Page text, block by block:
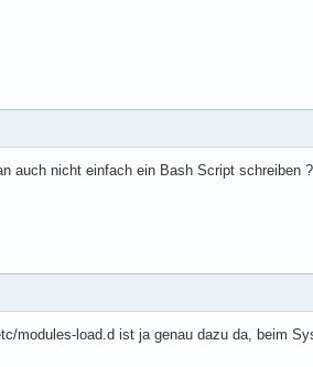
auch nicht einfach ein Bash Script schreiben ?
modules-load.d ist ja genau dazu da, beim